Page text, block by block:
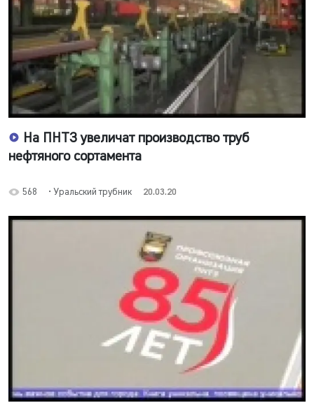
На ПНТЗ увеличат производство труб
нефтяного сортамента
568 • Уральский трубник 20.03.20